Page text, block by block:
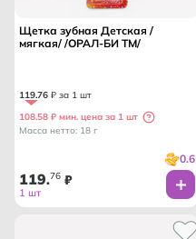
Щетка зубная Детская /
мягкая/ /ОРАЛ-БИ ТМ/
119.76 ₽ за 1 шт
108.58 ₽ мин. цена за 1 шт
Масса нетто: 18 г
0.6
119.76 ₽
1 шт